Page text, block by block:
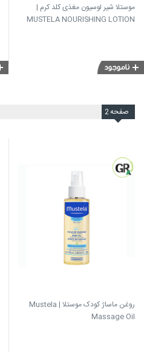
موستلا شیر لوسیون مغذی کلد کرم |
MUSTELA NOURISHING LOTION
صفحه2
روغن ماساژ کودک موستلا | Mustela
Massage Oil